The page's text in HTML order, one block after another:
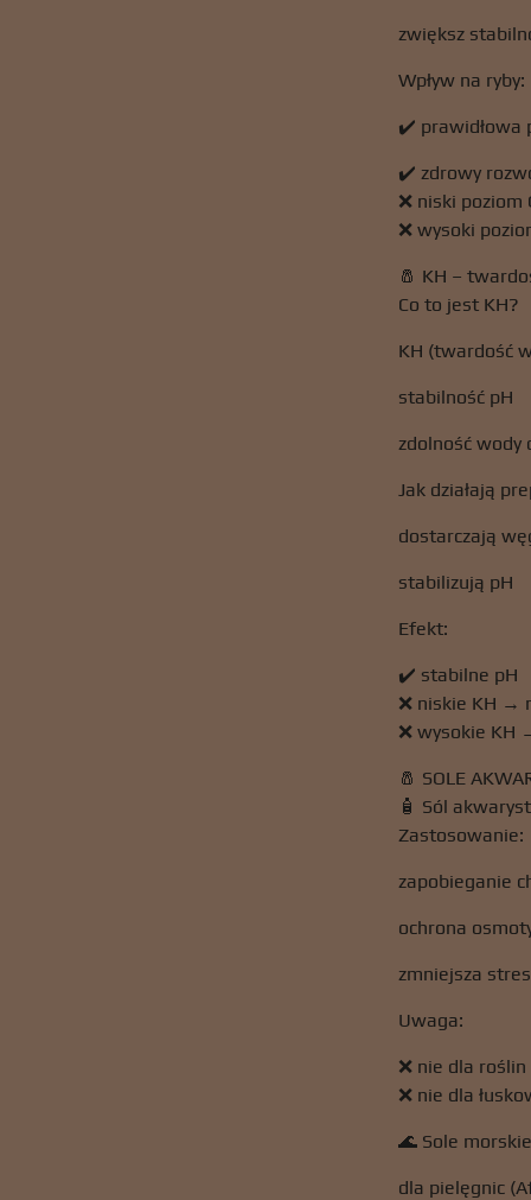
zwiększ
Wpływ na ryby:
✔️ prawidłowa
✔️ zdrowy
❌ niski
❌ wysoki
🧂 KH –
Co to jest KH?
KH (twardość
stabilność pH
zdolność wody
Jak działają
dostarczają
stabilizują pH
Efekt:
✔️ stabilne pH
❌ niskie KH →
❌ wysokie
🧂 SOLE
🧴 Sól
Zastosowanie:
zapobieganie
ochrona
zmniejsza stres
Uwaga:
❌ nie dla roślin
❌ nie dla
🌊 Sole
dla pielęgnic